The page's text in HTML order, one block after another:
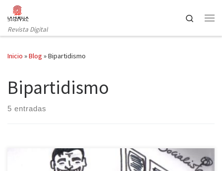
Saltar al contenido
Revista Digital
Search
Inicio »Blog »Bipartidismo
Bipartidismo
5 entradas